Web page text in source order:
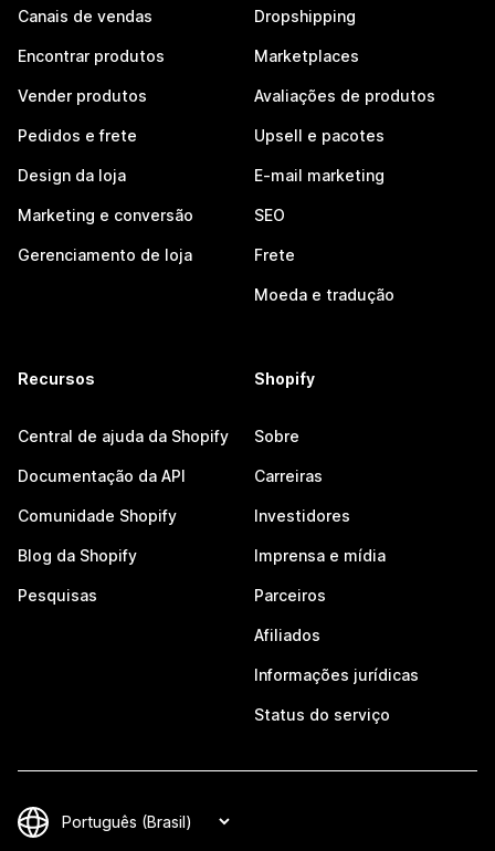
Canais de vendas
Encontrar produtos
Vender produtos
Pedidos e frete
Design da loja
Marketing e conversão
Gerenciamento de loja
Dropshipping
Marketplaces
Avaliações de produtos
Upsell e pacotes
E-mail marketing
SEO
Frete
Moeda e tradução
Recursos
Central de ajuda da Shopify
Documentação da API
Comunidade Shopify
Blog da Shopify
Pesquisas
Shopify
Sobre
Carreiras
Investidores
Imprensa e mídia
Parceiros
Afiliados
Informações jurídicas
Status do serviço